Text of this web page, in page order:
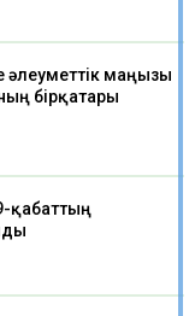
әлеуметтік маңызы
бірқатары
қабаттың